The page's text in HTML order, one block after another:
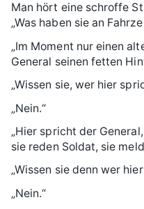
Man hört eine schroffe
„Was haben sie an
„Im Moment nur einen
General seinen fetten
„Wissen sie, wer hier
„Nein.“
„Hier spricht der
sie reden Soldat, sie
„Wissen sie denn wer
„Nein.“